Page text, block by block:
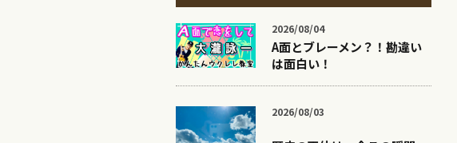
2026/08/04
A面とブレーメン？！勘違い
は面白い！
2026/08/03